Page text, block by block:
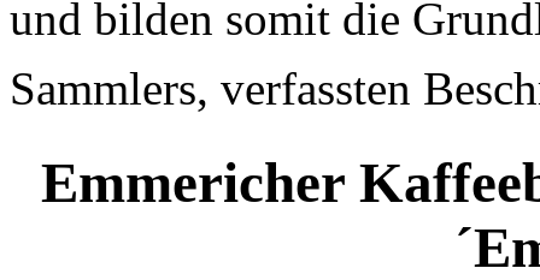
und bilden somit die
Sammlers, verfassten
Emmericher